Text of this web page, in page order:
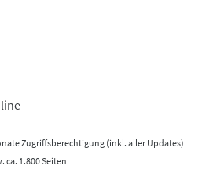
Zugriffsberechtigung (inkl. aller Updates)
ca. 1.800 Seiten